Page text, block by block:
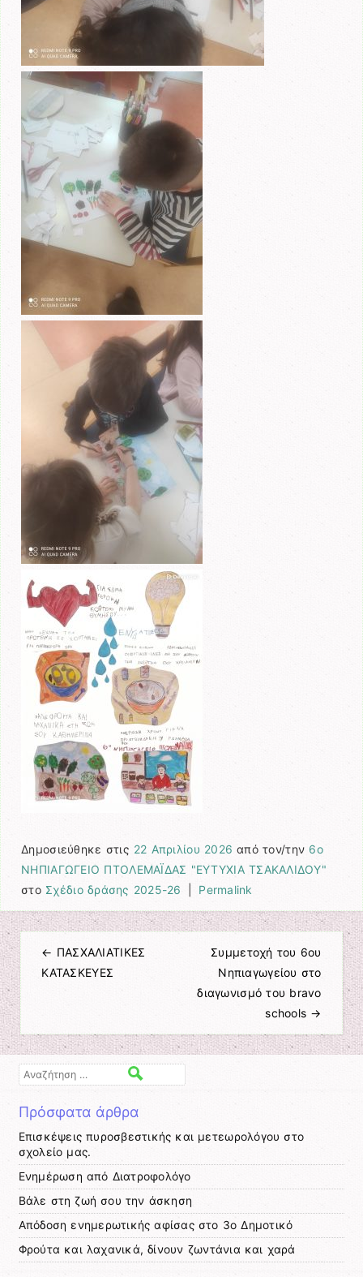
Δημοσιεύθηκε στις 22 Απριλίου 2026 από τον/την 6ο
ΝΗΠΙΑΓΩΓΕΙΟ ΠΤΟΛΕΜΑΪΔΑΣ "ΕΥΤΥΧΙΑ ΤΣΑΚΑΛΙΔΟΥ"
στο Σχέδιο δράσης 2025-26 Permalink
Πλοήγηση άρθρων
← ΠΑΣΧΑΛΙΑΤΙΚΕΣ
ΚΑΤΑΣΚΕΥΕΣ
Συμμετοχή του 6ου
Νηπιαγωγείου στο
διαγωνισμό του bravo
schools →
Αναζήτηση
Πρόσφατα άρθρα
Επισκέψεις πυροσβεστικής και μετεωρολόγου στο
σχολείο μας.
Ενημέρωση από Διατροφολόγο
Βάλε στη ζωή σου την άσκηση
Απόδοση ενημερωτικής αφίσας στο 3ο Δημοτικό
Φρούτα και λαχανικά, δίνουν ζωντάνια και χαρά